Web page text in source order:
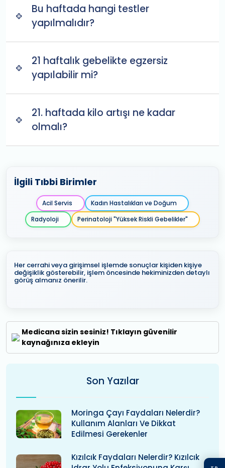
Bu haftada hangi testler
yapılmalıdır?
21 haftalık gebelikte egzersiz
yapılabilir mi?
21. haftada kilo artışı ne kadar
olmalı?
İlgili Tıbbi Birimler
Acil Servis
Kadın Hastalıkları ve Doğum
Radyoloji
Perinatoloji "Yüksek Riskli Gebelikler"
Her cerrahi veya girişimsel işlemde sonuçlar kişiden kişiye
değişiklik gösterebilir, işlem öncesinde hekiminizden detaylı
görüş almanız önerilir.
Medicana sizin sesiniz! Tıklayın güvenilir
kaynağınıza ekleyin
Son Yazılar
Moringa Çayı Faydaları Nelerdir?
Kullanım Alanları Ve Dikkat
Edilmesi Gerekenler
Kızılcık Faydaları Nelerdir? Kızılcık